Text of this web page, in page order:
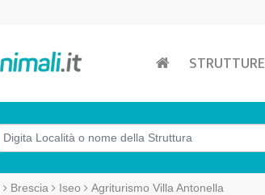
STRUTTURE
Brescia Iseo Agriturismo Villa Antonella